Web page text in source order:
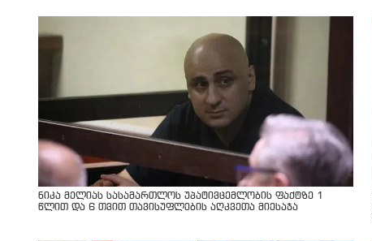
ნიკა მელიას სასამართლოს უპატივცემლობის ფაქტზე 1
წლით და 6 თვით თავისუფლების აღკვეთა მიესაჯა